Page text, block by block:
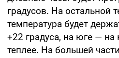
градусов. На остальной
температура будет
+22 градуса, на юге — на
теплее. На большей